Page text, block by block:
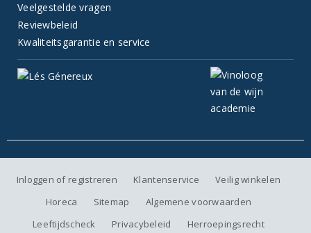
Veelgestelde vragen
Reviewbeleid
Kwaliteitsgarantie en service
Inloggen of registreren Klantenservice
Veilig winkelen
Horeca
Sitemap
Algemene voorwaarden
Leeftijdscheck
Privacybeleid Herroepingsrecht